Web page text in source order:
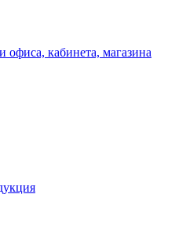
офиса, кабинета, магазина